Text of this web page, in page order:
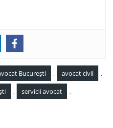
București , avocat civil ,
, servicii avocat ,